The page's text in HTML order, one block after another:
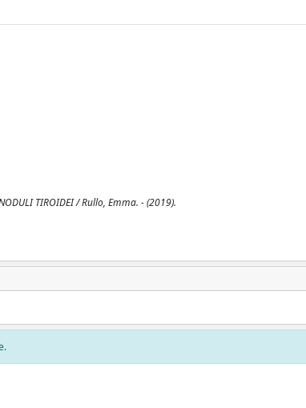
TIROIDEI / Rullo, Emma. - (2019).